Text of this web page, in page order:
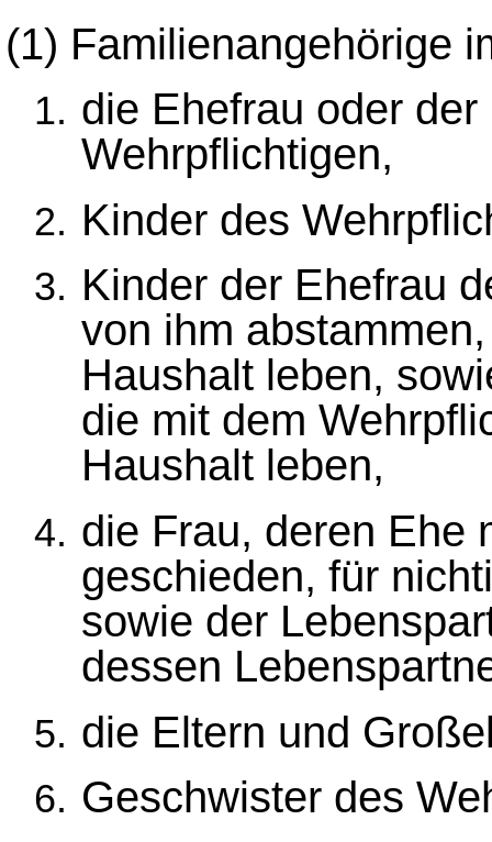
(1) Familienangehörige
die Ehefrau oder
Wehrpflichtigen,
Kinder des
Kinder der Ehefrau
von ihm
Haushalt leben,
die mit dem
Haushalt leben,
die Frau, deren Ehe
geschieden, für
sowie der
dessen
die Eltern und
Geschwister des